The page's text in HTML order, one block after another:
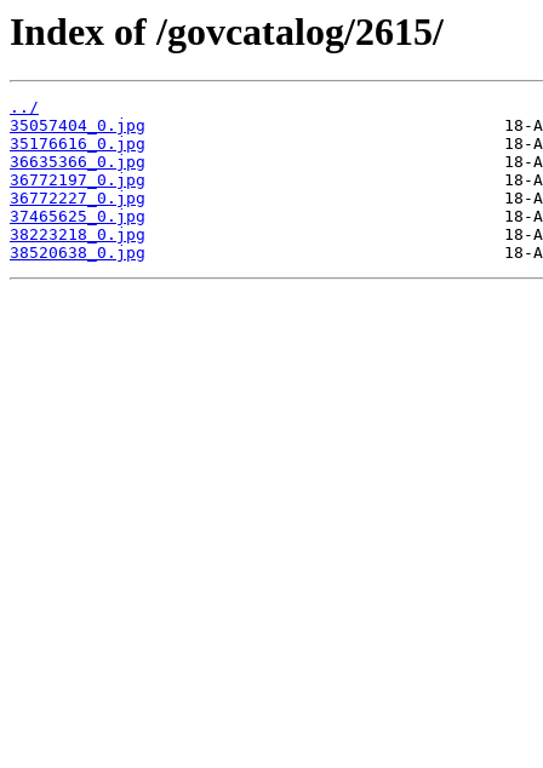
Index of /govcatalog/2615/
../
35057404_0.jpg
35176616_0.jpg
36635366_0.jpg
36772197_0.jpg
36772227_0.jpg
37465625_0.jpg
38223218_0.jpg
38520638_0.jpg